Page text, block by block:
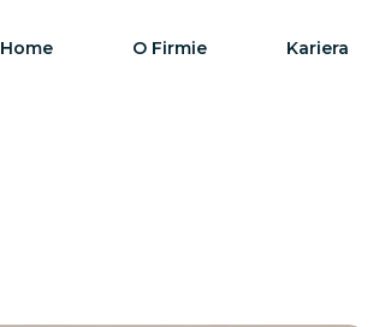
Home O Firmie Kariera